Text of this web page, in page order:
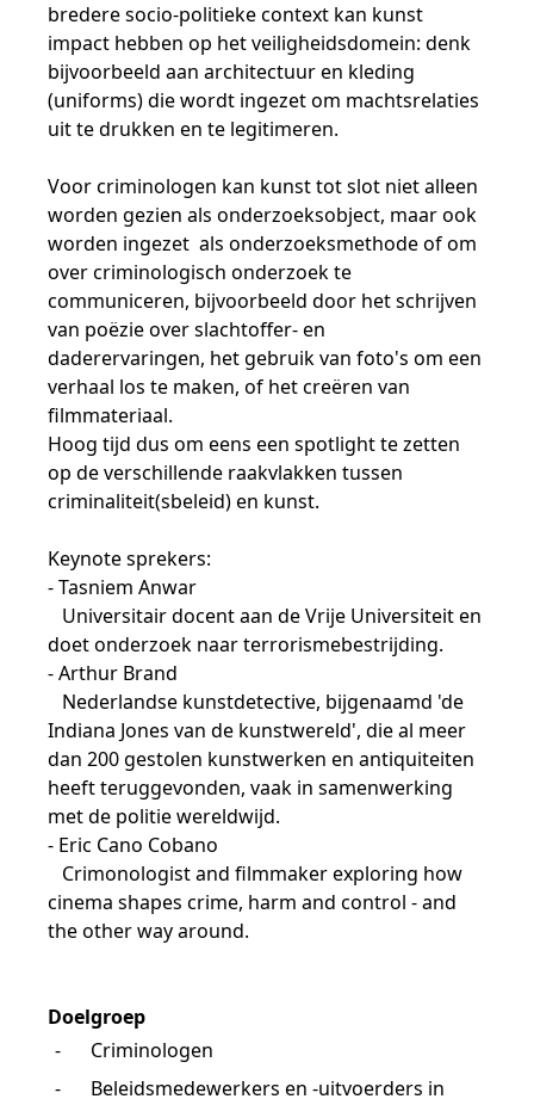
bredere socio-politieke context kan kunst
impact hebben op het veiligheidsdomein: denk
bijvoorbeeld aan architectuur en kleding
(uniforms) die wordt ingezet om machtsrelaties
uit te drukken en te legitimeren.
Voor criminologen kan kunst tot slot niet alleen
worden gezien als onderzoeksobject, maar ook
worden ingezet als onderzoeksmethode of om
over criminologisch onderzoek te
communiceren, bijvoorbeeld door het schrijven
van poëzie over slachtoffer- en
daderervaringen, het gebruik van foto's om een
verhaal los te maken, of het creëren van
filmmateriaal.
Hoog tijd dus om eens een spotlight te zetten
op de verschillende raakvlakken tussen
criminaliteit(sbeleid) en kunst.
Keynote sprekers:
- Tasniem Anwar
Universitair docent aan de Vrije Universiteit en
doet onderzoek naar terrorismebestrijding.
- Arthur Brand
Nederlandse kunstdetective, bijgenaamd 'de
Indiana Jones van de kunstwereld', die al meer
dan 200 gestolen kunstwerken en antiquiteiten
heeft teruggevonden, vaak in samenwerking
met de politie wereldwijd.
- Eric Cano Cobano
Crimonologist and filmmaker exploring how
cinema shapes crime, harm and control - and
the other way around.
Doelgroep
-
Criminologen
-
Beleidsmedewerkers en -uitvoerders in